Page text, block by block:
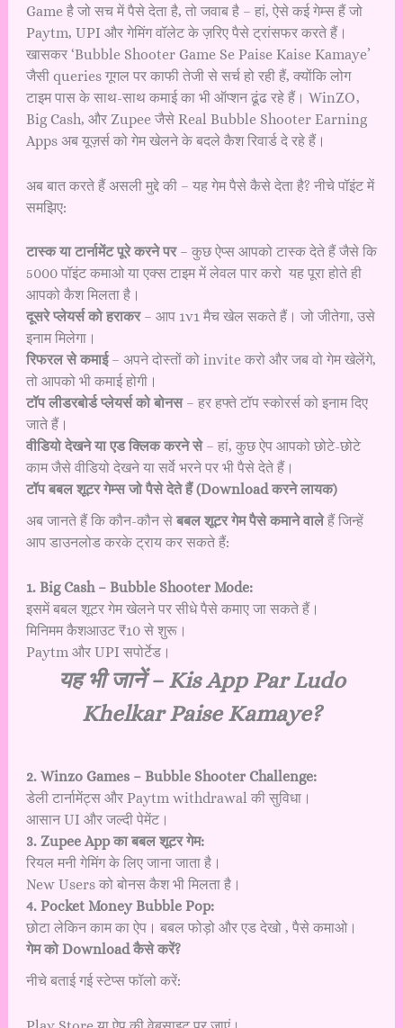
Game है जो सच में पैसे देता है, तो जवाब है – हां, ऐसे कई गेम्स हैं जो
Paytm, UPI और गेमिंग वॉलेट के ज़रिए पैसे ट्रांसफर करते हैं।
खासकर ‘Bubble Shooter Game Se Paise Kaise Kamaye’
जैसी queries गूगल पर काफी तेजी से सर्च हो रही हैं, क्योंकि लोग
टाइम पास के साथ-साथ कमाई का भी ऑप्शन ढूंढ रहे हैं। WinZO,
Big Cash, और Zupee जैसे Real Bubble Shooter Earning
Apps अब यूज़र्स को गेम खेलने के बदले कैश रिवार्ड दे रहे हैं।
अब बात करते हैं असली मुद्दे की – यह गेम पैसे कैसे देता है? नीचे पॉइंट में
समझिए:
टास्क या टार्नामेंट पूरे करने पर– कुछ ऐप्स आपको टास्क देते हैं जैसे कि
5000 पॉइंट कमाओ या एक्स टाइम में लेवल पार करो यह पूरा होते ही
आपको कैश मिलता है।
दूसरे प्लेयर्स को हराकर– आप 1v1 मैच खेल सकते हैं। जो जीतेगा, उसे
इनाम मिलेगा।
रिफरल से कमाई– अपने दोस्तों को invite करो और जब वो गेम खेलेंगे,
तो आपको भी कमाई होगी।
टॉप लीडरबोर्ड प्लेयर्स को बोनस– हर हफ्ते टॉप स्कोरर्स को इनाम दिए
जाते हैं।
वीडियो देखने या एड क्लिक करने से– हां, कुछ ऐप आपको छोटे-छोटे
काम जैसे वीडियो देखने या सर्वे भरने पर भी पैसे देते हैं।
टॉप बबल शूटर गेम्स जो पैसे देते हैं (Download करने लायक)
अब जानते हैं कि कौन-कौन से बबल शूटर गेम पैसे कमाने वालेहैं जिन्हें
आप डाउनलोड करके ट्राय कर सकते हैं:
1. Big Cash – Bubble Shooter Mode:
इसमें बबल शूटर गेम खेलने पर सीधे पैसे कमाए जा सकते हैं।
मिनिमम कैशआउट ₹10 से शुरू।
Paytm और UPI सपोर्टेड।
यह भी जानें – Kis App Par Ludo
Khelkar Paise Kamaye?
2. Winzo Games – Bubble Shooter Challenge:
डेली टार्नामेंट्स और Paytm withdrawal की सुविधा।
आसान UI और जल्दी पेमेंट।
3. Zupee App का बबल शूटर गेम:
रियल मनी गेमिंग के लिए जाना जाता है।
New Users को बोनस कैश भी मिलता है।
4. Pocket Money Bubble Pop:
छोटा लेकिन काम का ऐप। बबल फोड़ो और एड देखो , पैसे कमाओ।
गेम को Download कैसे करें?
नीचे बताई गई स्टेप्स फॉलो करें: